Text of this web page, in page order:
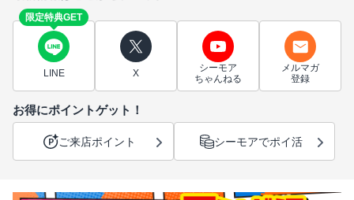
限定特典GET
LINE X
シーモア
ちゃんねる
メルマガ
登録
お得にポイントゲット！
ご来店ポイント シーモアでポイ活